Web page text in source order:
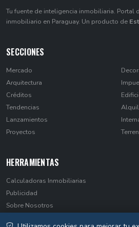
Tu fuente de inteligencia inmobiliaria. Portal
inmobiliario en Paraguay. Un producto de
SECCIONES
Mercado
Arquitectura
Créditos
Tendencias
Lanzamientos
Proyectos
HERRAMIENTAS
Calculadoras Inmobiliarias
Publicidad
Sobre Nosotros